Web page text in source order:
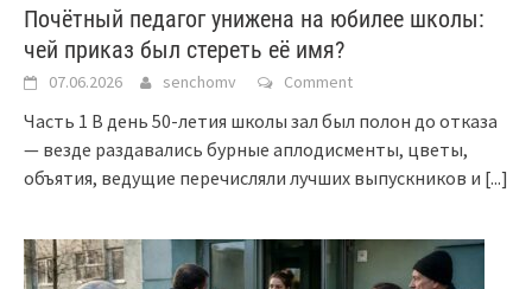
Почётный педагог унижена на юбилее школы:
чей приказ был стереть её имя?
07.06.2026 senchomv Comment
Часть 1 В день 50-летия школы зал был полон до отказа
— везде раздавались бурные аплодисменты, цветы,
объятия, ведущие перечисляли лучших выпускников и [...]